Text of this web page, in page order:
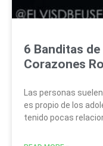
6 Banditas
Corazones
Las personas
es propio de los
tenido pocas